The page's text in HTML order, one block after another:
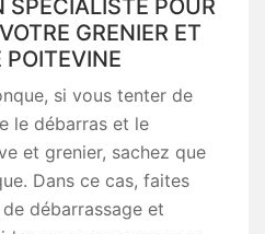
SPÉCIALISTE POUR
GRENIER ET
POITEVINE
si vous tenter de
le débarras et le
et grenier, sachez que
Dans ce cas, faites
débarrassage et